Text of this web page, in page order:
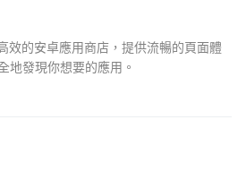
效的安卓應用商店，提供流暢的頁面體
地發現你想要的應用。